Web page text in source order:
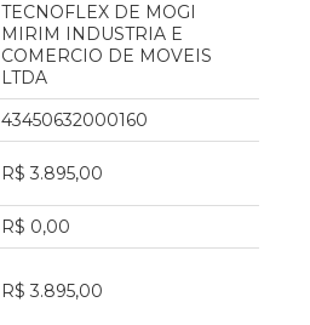
TECNOFLEX DE MOGI
MIRIM INDUSTRIA E
COMERCIO DE MOVEIS
LTDA
43450632000160
R$ 3.895,00
R$ 0,00
R$ 3.895,00